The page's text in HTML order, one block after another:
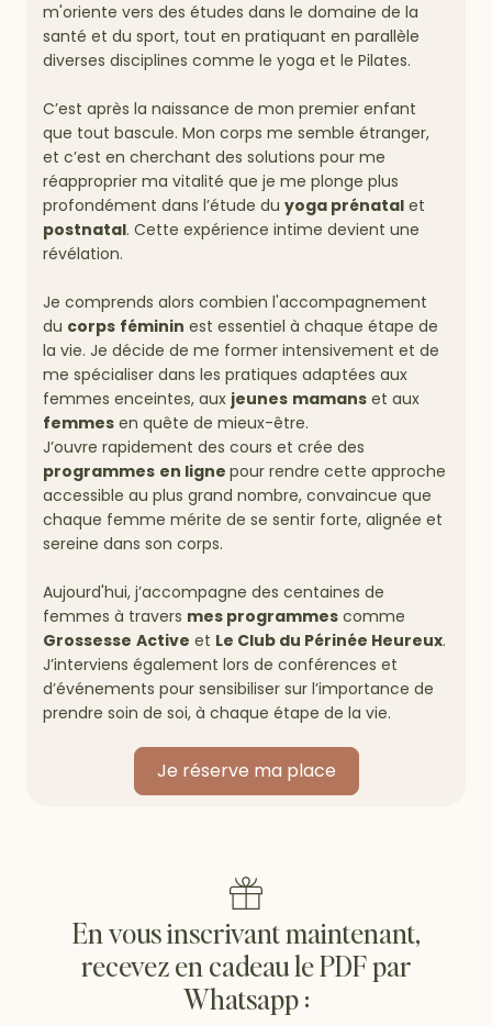
m'oriente vers des études dans le domaine de la
santé et du sport, tout en pratiquant en parallèle
diverses disciplines comme le yoga et le Pilates.
C’est après la naissance de mon premier enfant
que tout bascule. Mon corps me semble étranger,
et c’est en cherchant des solutions pour me
réapproprier ma vitalité que je me plonge plus
profondément dans l’étude du yoga prénatal et
postnatal. Cette expérience intime devient une
révélation.
Je comprends alors combien l'accompagnement
du corps féminin est essentiel à chaque étape de
la vie. Je décide de me former intensivement et de
me spécialiser dans les pratiques adaptées aux
femmes enceintes, aux jeunes mamans et aux
femmes en quête de mieux-être.
J’ouvre rapidement des cours et crée des
programmes en ligne pour rendre cette approche
accessible au plus grand nombre, convaincue que
chaque femme mérite de se sentir forte, alignée et
sereine dans son corps.
Aujourd'hui, j’accompagne des centaines de
femmes à travers mes programmes comme
Grossesse Active et Le Club du Périnée Heureux.
J’interviens également lors de conférences et
d’événements pour sensibiliser sur l’importance de
prendre soin de soi, à chaque étape de la vie.
Je réserve ma place
En vous inscrivant maintenant,
recevez en cadeau le PDF par
Whatsapp :